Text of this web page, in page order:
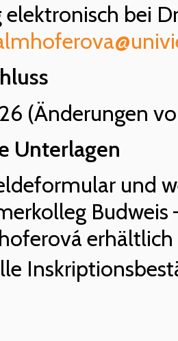
elektronisch bei
(Änderungen
Unterlagen
und
Budweis
erhältlich